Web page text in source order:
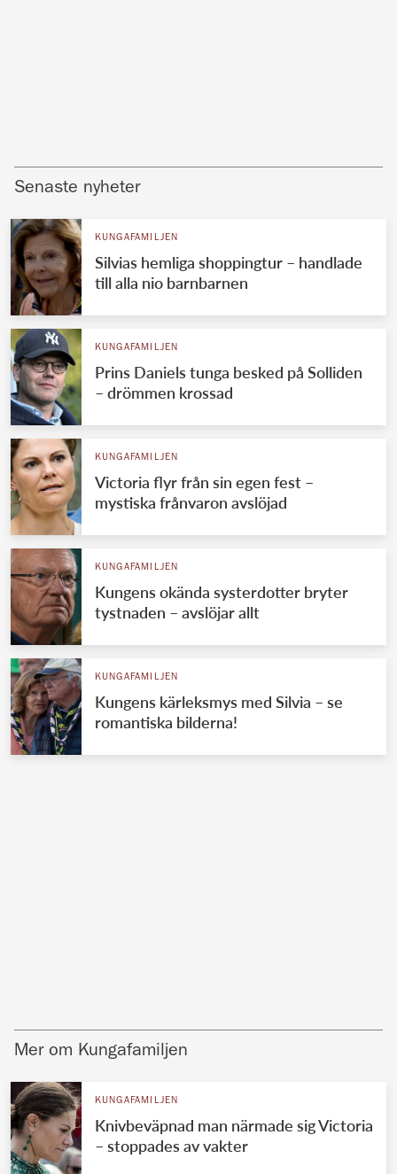
Senaste nyheter
KUNGAFAMILJEN
Silvias hemliga shoppingtur – handlade
till alla nio barnbarnen
KUNGAFAMILJEN
Prins Daniels tunga besked på Solliden
– drömmen krossad
KUNGAFAMILJEN
Victoria flyr från sin egen fest –
mystiska frånvaron avslöjad
KUNGAFAMILJEN
Kungens okända systerdotter bryter
tystnaden – avslöjar allt
KUNGAFAMILJEN
Kungens kärleksmys med Silvia – se
romantiska bilderna!
Mer om Kungafamiljen
KUNGAFAMILJEN
Knivbeväpnad man närmade sig Victoria
– stoppades av vakter